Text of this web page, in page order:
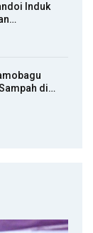
Induk
di…